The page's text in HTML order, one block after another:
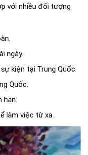
với nhiều đối tượng
ngày.
kiện tại Trung Quốc.
Quốc.
hạn.
làm việc từ xa.